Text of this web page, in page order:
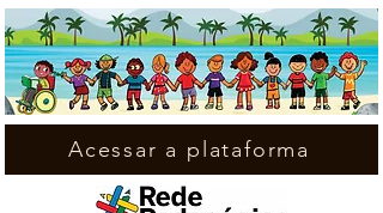
Acessar a plataforma